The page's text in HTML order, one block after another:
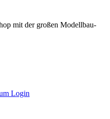
mit der großen Modellbau-
Login